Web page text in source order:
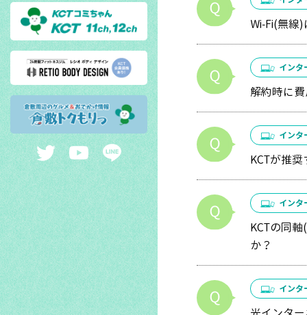
Wi-Fi(無線
インタ
解約時に
インタ
KCTが推
インタ
KCTの同
か？
インタ